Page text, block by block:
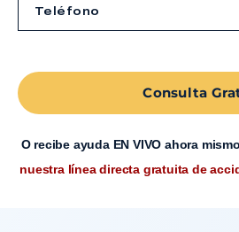
Consulta
O recibe ayuda EN VIVO ahora
nuestra línea directa gratuita de